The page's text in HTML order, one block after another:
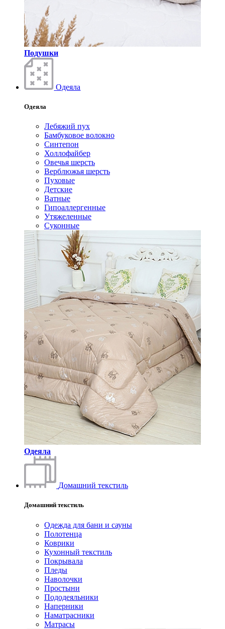
Подушки
Одеяла
Одеяла
Лебяжий пух
Бамбуковое волокно
Синтепон
Холлофайбер
Овечья шерсть
Верблюжья шерсть
Пуховые
Детские
Ватные
Гипоаллергенные
Утяжеленные
Суконные
Одеяла
Домашний текстиль
Домашний текстиль
Одежда для бани и сауны
Полотенца
Коврики
Кухонный текстиль
Покрывала
Пледы
Наволочки
Простыни
Пододеяльники
Наперники
Наматрасники
Матрасы